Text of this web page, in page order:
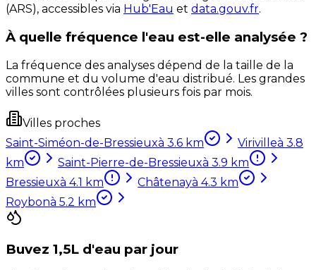
(ARS), accessibles via Hub'Eau et data.gouv.fr.
À quelle fréquence l'eau est-elle analysée ?
La fréquence des analyses dépend de la taille de la
commune et du volume d'eau distribué. Les grandes
villes sont contrôlées plusieurs fois par mois.
Villes proches
Saint-Siméon-de-Bressieuxà 3.6 km Virivilleà 3.8
km
Saint-Pierre-de-Bressieuxà 3.9 km
Bressieuxà 4.1 km Châtenayà 4.3 km
Roybonà 5.2 km
Buvez 1,5L d'eau par jour